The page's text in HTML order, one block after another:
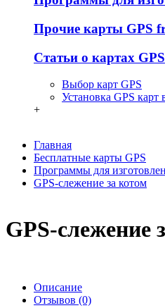
Прочие карты GPS
Статьи о картах GPS
Выбор карт GPS
Установка GPS карт
+
Главная
Бесплатные карты GPS
Программы для
GPS-слежение за котом
GPS-слежение
Описание
Отзывов (0)